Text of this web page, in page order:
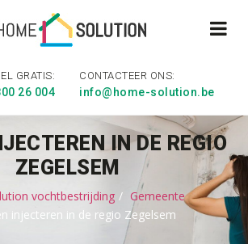
GRATIS:
26 004
CONTACTEER ONS:
info@home-solution.be
IN DE REGIO
ZEGELSEM
vochtbestrijding
Gemeente
injecteren in de regio Zegelsem